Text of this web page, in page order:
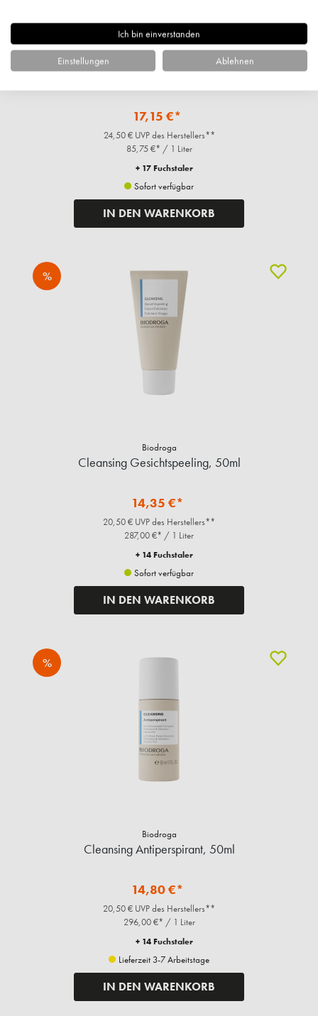
Organic, Calm down Phyto Tonikum, 200ml
17,15 €*
24,50 € UVP des Herstellers**
85,75 €* / 1 Liter
+ 17 Fuchstaler
Sofort verfügbar
IN DEN WARENKORB
%
Biodroga
Cleansing Gesichtspeeling, 50ml
14,35 €*
20,50 € UVP des Herstellers**
287,00 €* / 1 Liter
+ 14 Fuchstaler
Sofort verfügbar
IN DEN WARENKORB
%
Biodroga
Cleansing Antiperspirant, 50ml
14,80 €*
20,50 € UVP des Herstellers**
296,00 €* / 1 Liter
+ 14 Fuchstaler
Lieferzeit 3-7 Arbeitstage
IN DEN WARENKORB
Ich bin einverstanden
Einstellungen Ablehnen